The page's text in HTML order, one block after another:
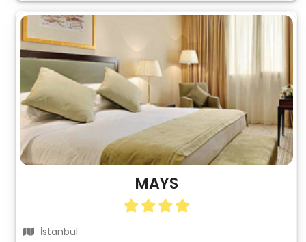
MAYS
İstanbul